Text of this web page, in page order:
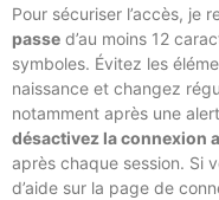
Pour sécuriser l’accès, je
passe d’au moins 12
symboles. Évitez les
naissance et changez
notamment après une
désactivez la connexion
après chaque session. Si
d’aide sur la page de